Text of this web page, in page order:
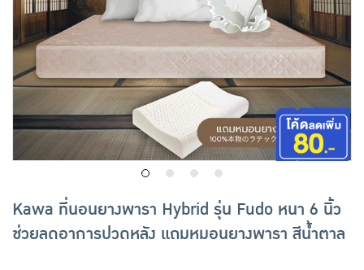
เครื่องปรุงรสและของแห้ง
ขนมขบเคี้ยว และช็อคโกแลต
อาหารสด ผัก ผลไม้และเบเกอรี่
Kawa ที่นอนยางพารา Hybrid รุ่น Fudo หนา 6 นิ้ว
ช่วยลดอาการปวดหลัง แถมหมอนยางพารา สีน้ำตาล